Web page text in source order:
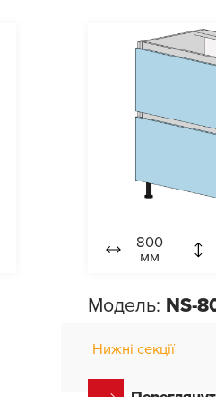
800
мм
Модель: NS-
Нижні секції